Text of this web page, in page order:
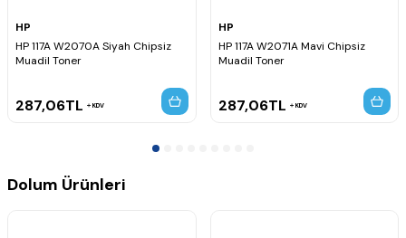
HP
HP 117A W2070A Siyah Chipsiz
Muadil Toner
287,06TL KDV
HP
HP 117A W2071A Mavi Chipsiz
Muadil Toner
287,06TL KDV
Dolum Ürünleri